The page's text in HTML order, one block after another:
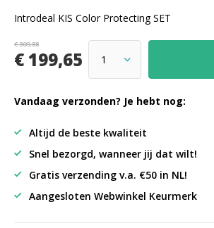
Introdeal KIS Color Protecting SET
€ 309,88
€ 199,65
Vandaag verzonden? Je hebt nog:
Altijd de beste kwaliteit
Snel bezorgd, wanneer jij dat wilt!
Gratis verzending v.a. €50 in NL!
Aangesloten Webwinkel Keurmerk